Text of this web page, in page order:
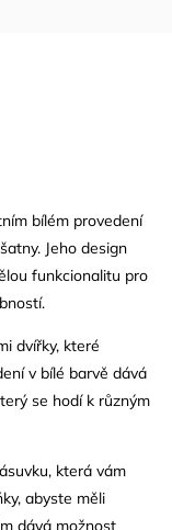
bílém provedení
Jeho design
funkcionalitu pro
dvířky, které
v bílé barvě dává
se hodí k různým
která vám
abyste měli